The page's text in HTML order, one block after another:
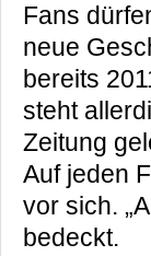
Fans
neue
bereits
steht
Zeitung
Auf jeden
vor sich.
bedeckt.